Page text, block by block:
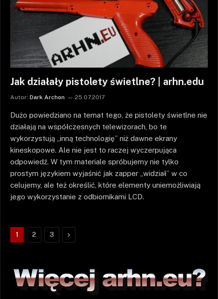
Jak działały pistolety świetlne? | arhn.edu
Autor: Dark Archon 25.07.2017
Dużo powiedziano na temat tego, że pistolety świetlne nie
działają na współczesnych telewizorach, bo te
wykorzystują „inną technologię” niż dawne ekrany
kineskopowe. Ale nie jest to raczej wyczerpująca
odpowiedź. W tym materiale spróbujemy nie tylko
prostym językiem wyjaśnić jak zapper „widział” w co
celujemy, ale też określić, które elementy uniemożliwiają
jego wykorzystanie z odbiornikami LCD.
1 2 3 Następne